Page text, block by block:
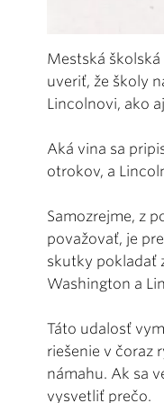
Mestská
uveriť, že školy
Lincolnovi, ako
Aká vina sa
otrokov, a
Samozrejme, z
považovať, je
skutky pokladať
Washington a
Táto udalosť
riešenie v čoraz
námahu. Ak sa
vysvetliť prečo.